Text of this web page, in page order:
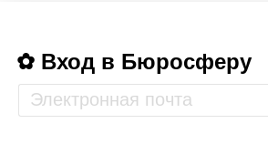
Вход в Бюросферу